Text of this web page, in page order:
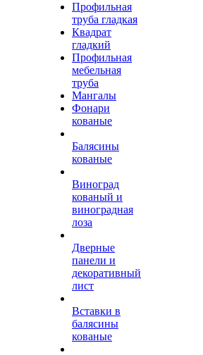
Профильная
труба гладкая
Квадрат
гладкий
Профильная
мебельная
труба
Мангалы
Фонари
кованые
Балясины
кованые
Виноград
кованый и
виноградная
лоза
Дверные
панели и
декоративный
лист
Вставки в
балясины
кованые